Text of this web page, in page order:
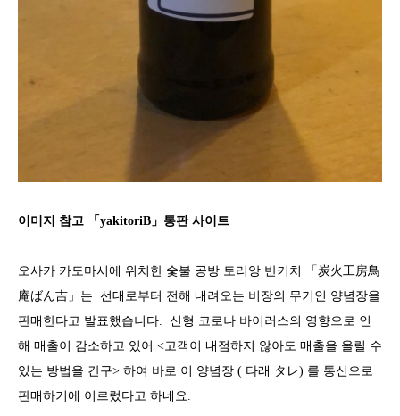
이미지 참고 「yakitoriB」통판 사이트
오사카 카도마시에 위치한 숯불 공방 토리앙 반키치 「炭火工房鳥
庵ばん吉」는 선대로부터 전해 내려오는 비장의 무기인 양념장을
판매한다고 발표했습니다. 신형 코로나 바이러스의 영향으로 인
해 매출이 감소하고 있어 <고객이 내점하지 않아도 매출을 올릴 수
있는 방법을 간구> 하여 바로 이 양념장 ( 타래 タレ) 를 통신으로
판매하기에 이르렀다고 하네요.